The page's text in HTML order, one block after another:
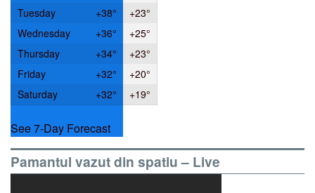
Tuesday
+38° +23°
Wednesday
+36° +25°
Thursday
+34° +23°
Friday
+32° +20°
Saturday
+32° +19°
See 7-Day Forecast
Pamantul vazut din spatiu – Live